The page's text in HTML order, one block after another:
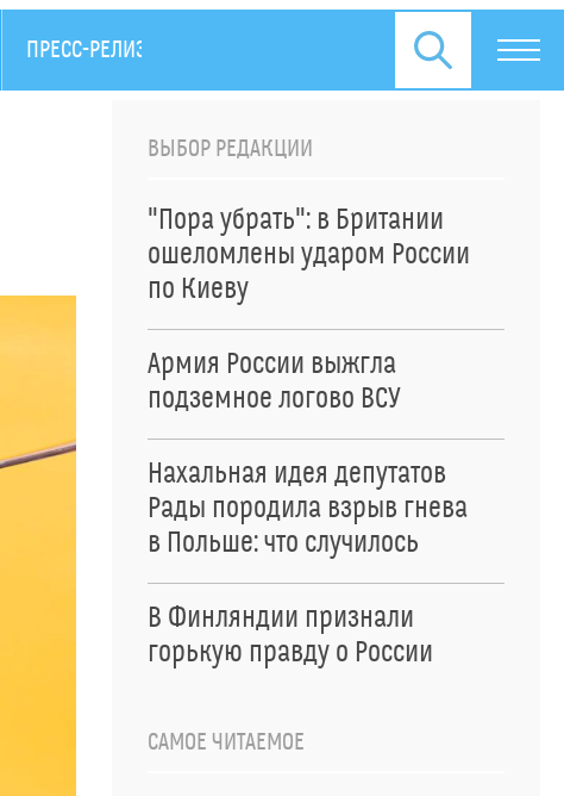
ПРЕСС-РЕЛИЗЫ
ВЫБОР РЕДАКЦИИ
"Пора убрать": в Британии
ошеломлены ударом России
по Киеву
Армия России выжгла
подземное логово ВСУ
Нахальная идея депутатов
Рады породила взрыв гнева
в Польше: что случилось
В Финляндии признали
горькую правду о России
САМОЕ ЧИТАЕМОЕ